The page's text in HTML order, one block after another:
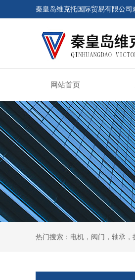
秦皇岛维克托国际贸易有限公司
网站首页
热门搜索：电机，阀门，轴承